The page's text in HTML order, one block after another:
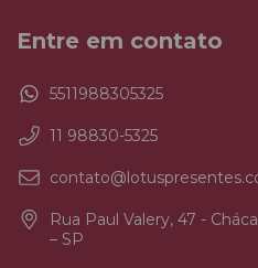
Entre em contato
5511988305325
11 98830-5325
Rua Paul Valery, 47 -
– SP